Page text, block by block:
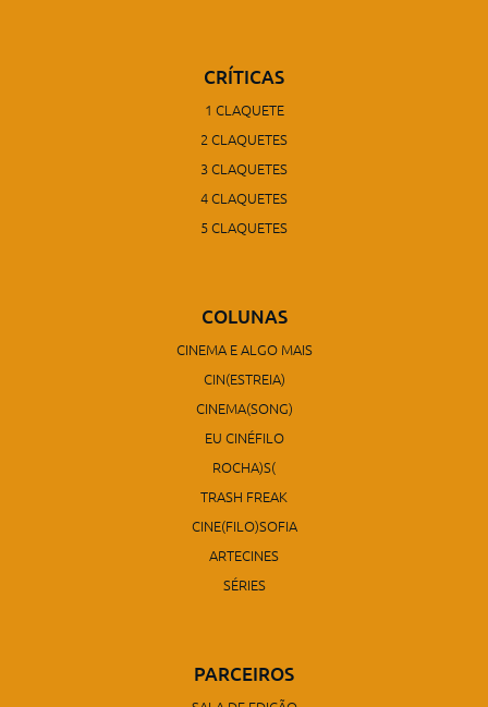
CRÍTICAS
1 CLAQUETE
2 CLAQUETES
3 CLAQUETES
4 CLAQUETES
5 CLAQUETES
COLUNAS
CINEMA E ALGO MAIS
CIN(ESTREIA)
CINEMA(SONG)
EU CINÉFILO
ROCHA)S(
TRASH FREAK
CINE(FILO)SOFIA
ARTECINES
SÉRIES
PARCEIROS